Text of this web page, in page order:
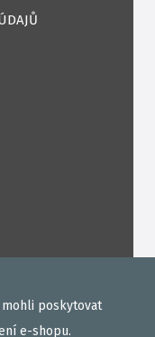
mohli poskytovat
e-shopu.